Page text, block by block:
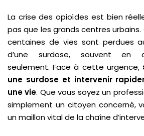
La crise des opioïdes est bien
pas que les grands centres
centaines de vies sont perdues
d’une surdose, souvent en
seulement. Face à cette urgence,
une surdose et intervenir
une vie. Que vous soyez un
simplement un citoyen concerné,
un maillon vital de la chaîne